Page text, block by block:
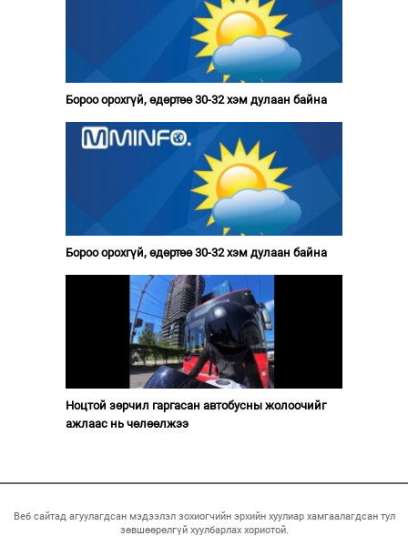
Бороо орохгүй, өдөртөө 30-32 хэм дулаан байна
Бороо орохгүй, өдөртөө 30-32 хэм дулаан байна
Ноцтой зөрчил гаргасан автобусны жолоочийг
ажлаас нь чөлөөлжээ
Веб сайтад агуулагдсан мэдээлэл зохиогчийн эрхийн хуулиар хамгаалагдсан тул
зөвшөөрөлгүй хуулбарлах хориотой.